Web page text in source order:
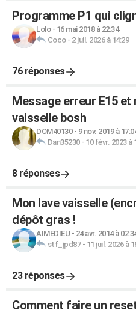
Programme P1 qui
Lolo- 16 mai 2018 à 22:34
Coco- 2 juil. 2026 à 14:29
76 réponses
Message erreur E15
vaisselle bosh
DOM40130- 9 nov. 2019 à
Dan35230- 10 févr. 2023 à
8 réponses
Mon lave vaisselle
dépôt gras !
AIMEDIEU - 24 avr. 2014 à
stf_jpd87- 11 juil. 2026 à
23 réponses
Comment faire un